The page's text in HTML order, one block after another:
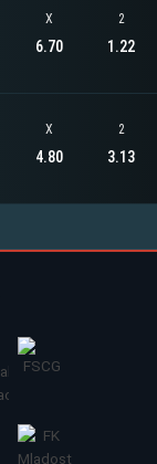
X
6.70
2
1.22
X
4.80
2
3.13